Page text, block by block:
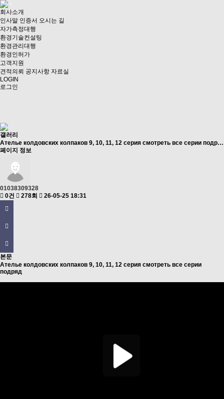
회사소개
인사말 인증서 오시는 길
자가측정대행
환경기술컨설팅
환경관리대행
환경인허가
고객지원
견적의뢰 공지사항 자료실
LOGIN
로그인
갤러리
Ателье колдовских колпаков 9, 10, 11, 12 серия смотреть все серии подр…
페이지 정보
01038309328
0건
278회 26-05-25 18:31
본문
Ателье колдовских колпаков 9, 10, 11, 12 серия смотреть все серии
подряд